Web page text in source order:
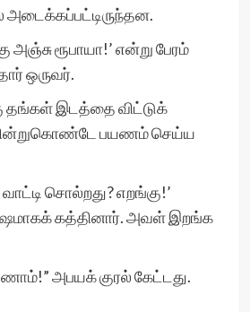
அடைக்கப்பட்டிருந்தன.
அஞ்சு ரூபாயா!’ என்று பேரம்
ஒருவர்.
தங்கள் இடத்தை விட்டுக்
நின்றுகொண்டே பயணம் செய்ய
சொல்றது? எறங்கு!’
கத்தினார். அவள் இறங்க
அபயக் குரல் கேட்டது.